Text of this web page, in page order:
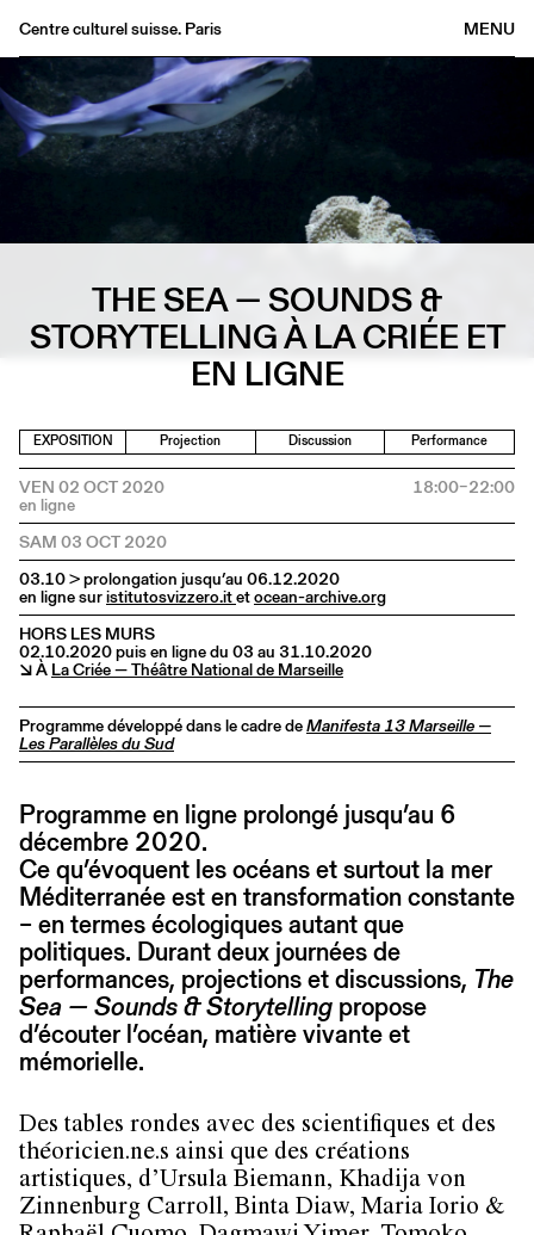
MENU
Centre culturel suisse. Paris
Agenda
Librairie
Buvette
Médiathèque
Informations
FR/ EN
THE SEA — SOUNDS &
STORYTELLING À LA CRIÉE ET
EN LIGNE
EXPOSITION Projection Discussion Performance
VEN 02 OCT 2020 18:00–22:00
SAM 03 OCT 2020
03.10 > prolongation jusqu’au 06.12.2020
en ligne suristitutosvizzero.itetocean-archive.org
HORS LES MURS
02.10.2020 puis en ligne du 03 au 31.10.2020
↘ À La Criée — Théâtre National de Marseille
Programme développé dans le cadre deManifesta 13 Marseille —
Les Parallèles du Sud
Programme en ligne prolongé jusqu’au 6
décembre 2020.
Ce qu’évoquent les océans et surtout la mer
Méditerranée est en transformation constante
– en termes écologiques autant que
politiques. Durant deux journées de
performances, projections et discussions, The
Sea — Sounds & Storytelling propose
d’écouter l’océan, matière vivante et
mémorielle.
Des tables rondes avec des scientifiques et des
théoricien.ne.s ainsi que des créations
artistiques, d’Ursula Biemann, Khadija von
Zinnenburg Carroll, Binta Diaw, Maria Iorio &